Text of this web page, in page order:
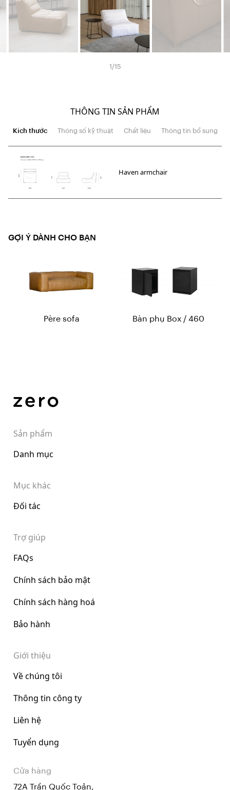
1/15
THÔNG TIN SẢN PHẨM
Kích thước Thông số kỹ thuật Chất liệu Thông tin bổ sung
Haven armchair
GỢI Ý DÀNH CHO BẠN
Père sofa Bàn phụ Box / 460
Sản phẩm
Danh mục
Mục khác
Đối tác
Trợ giúp
FAQs
Chính sách bảo mật
Chính sách hàng hoá
Bảo hành
Giới thiệu
Về chúng tôi
Thông tin công ty
Liên hệ
Tuyển dụng
Cửa hàng
72A Trần Quốc Toản,